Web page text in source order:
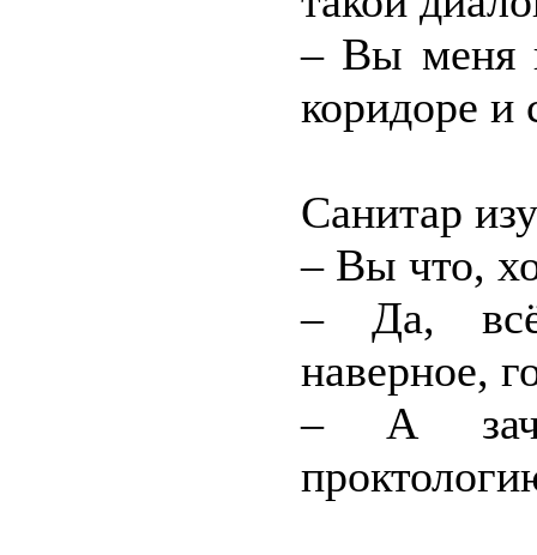
– Вы меня
коридоре и
Санитар
– Вы что,
– Да, всё
наверное,
– А